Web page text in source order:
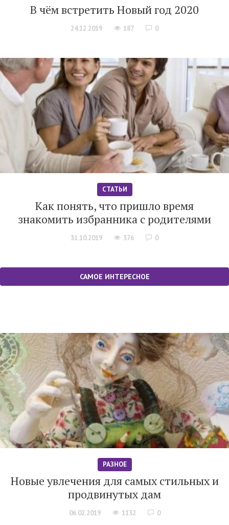
В чём встретить Новый год 2020
24.12.2019 187 0
СТАТЬИ
Как понять, что пришло время
знакомить избранника с родителями
31.10.2019 376 0
САМОЕ ИНТЕРЕСНОЕ
РАЗНОЕ
Новые увлечения для самых стильных и
продвинутых дам
06.02.2019 1132 0